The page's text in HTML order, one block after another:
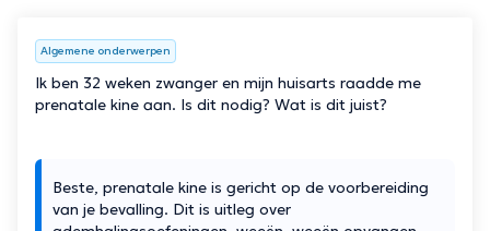
Algemene onderwerpen
Ik ben 32 weken zwanger en mijn huisarts raadde me
prenatale kine aan. Is dit nodig? Wat is dit juist?
Beste, prenatale kine is gericht op de voorbereiding
van je bevalling. Dit is uitleg over